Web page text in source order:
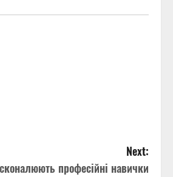
Next:
професійні навички